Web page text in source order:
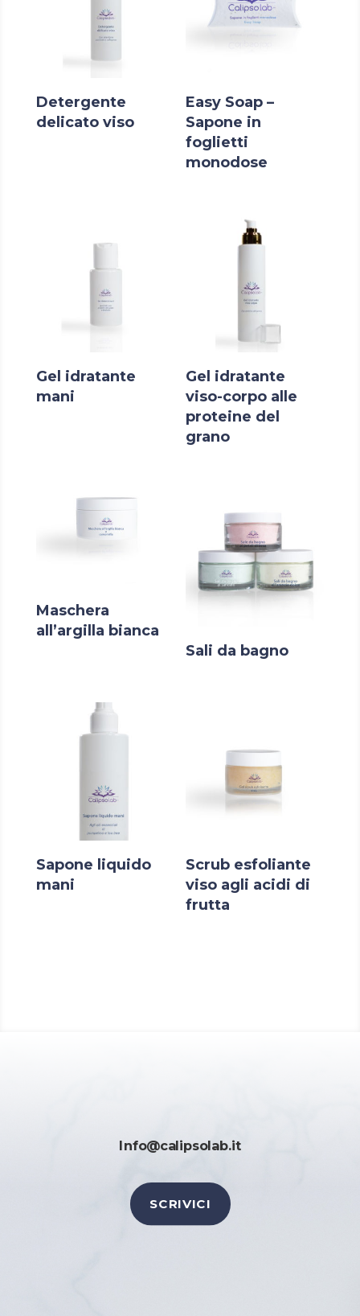
Detergente
delicato viso
Easy Soap –
Sapone in
foglietti
monodose
Gel idratante
mani
Gel idratante
viso-corpo alle
proteine del
grano
Maschera
all’argilla bianca
Sali da bagno
Sapone liquido
mani
Scrub esfoliante
viso agli acidi di
frutta
Info@calipsolab.it
SCRIVICI